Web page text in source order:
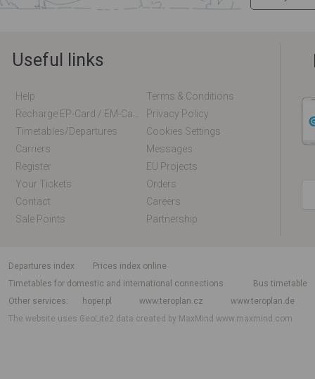
Useful links
Help
Terms & Conditions
Privacy Policy
Timetables/departures
Cookies Settings
Carriers
Messages
Register
EU Projects
Your Tickets
Orders
Contact
Careers
Sale Points
Partnership
departures index
Prices index online
Timetables for domestic and international connections
Bus timetable
Other services
hoper.pl www.teroplan.cz
www.teroplan.de
The website uses GeoLite2 data created by MaxMindwww.maxmind.com